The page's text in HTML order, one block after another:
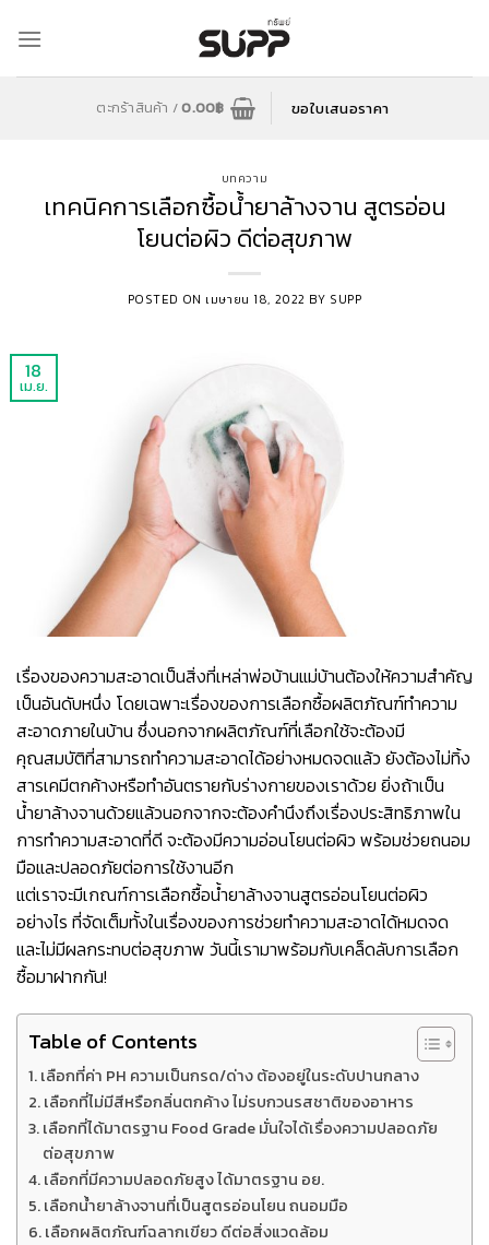
ตะกร้าสินค้า /0.00฿ ขอใบเสนอราคา
บทความ
เทคนิคการเลือกซื้อน้ำยาล้างจาน สูตรอ่อน
โยนต่อผิว ดีต่อสุขภาพ
POSTED ON เมษายน 18, 2022 BY SUPP
18
เม.ย.
เรื่องของความสะอาดเป็นสิ่งที่เหล่าพ่อบ้านแม่บ้านต้องให้ความสำคัญ
เป็นอันดับหนึ่ง โดยเฉพาะเรื่องของการเลือกซื้อผลิตภัณฑ์ทำความ
สะอาดภายในบ้าน ซึ่งนอกจากผลิตภัณฑ์ที่เลือกใช้จะต้องมี
คุณสมบัติที่สามารถทำความสะอาดได้อย่างหมดจดแล้ว ยังต้องไม่ทิ้ง
สารเคมีตกค้างหรือทำอันตรายกับร่างกายของเราด้วย ยิ่งถ้าเป็น
น้ำยาล้างจานด้วยแล้วนอกจากจะต้องคำนึงถึงเรื่องประสิทธิภาพใน
การทำความสะอาดที่ดี จะต้องมีความอ่อนโยนต่อผิว พร้อมช่วยถนอม
มือและปลอดภัยต่อการใช้งานอีก
แต่เราจะมีเกณฑ์การเลือกซื้อน้ำยาล้างจานสูตรอ่อนโยนต่อผิว
อย่างไร ที่จัดเต็มทั้งในเรื่องของการช่วยทำความสะอาดได้หมดจด
และไม่มีผลกระทบต่อสุขภาพ วันนี้เรามาพร้อมกับเคล็ดลับการเลือก
ซื้อมาฝากกัน!
Table of Contents
เลือกที่ค่า PH ความเป็นกรด/ด่าง ต้องอยู่ในระดับปานกลาง
เลือกที่ไม่มีสีหรือกลิ่นตกค้าง ไม่รบกวนรสชาติของอาหาร
เลือกที่ได้มาตรฐาน Food Grade มั่นใจได้เรื่องความปลอดภัย
ต่อสุขภาพ
เลือกที่มีความปลอดภัยสูง ได้มาตรฐาน อย.
เลือกน้ำยาล้างจานที่เป็นสูตรอ่อนโยน ถนอมมือ
เลือกผลิตภัณฑ์ฉลากเขียว ดีต่อสิ่งแวดล้อม